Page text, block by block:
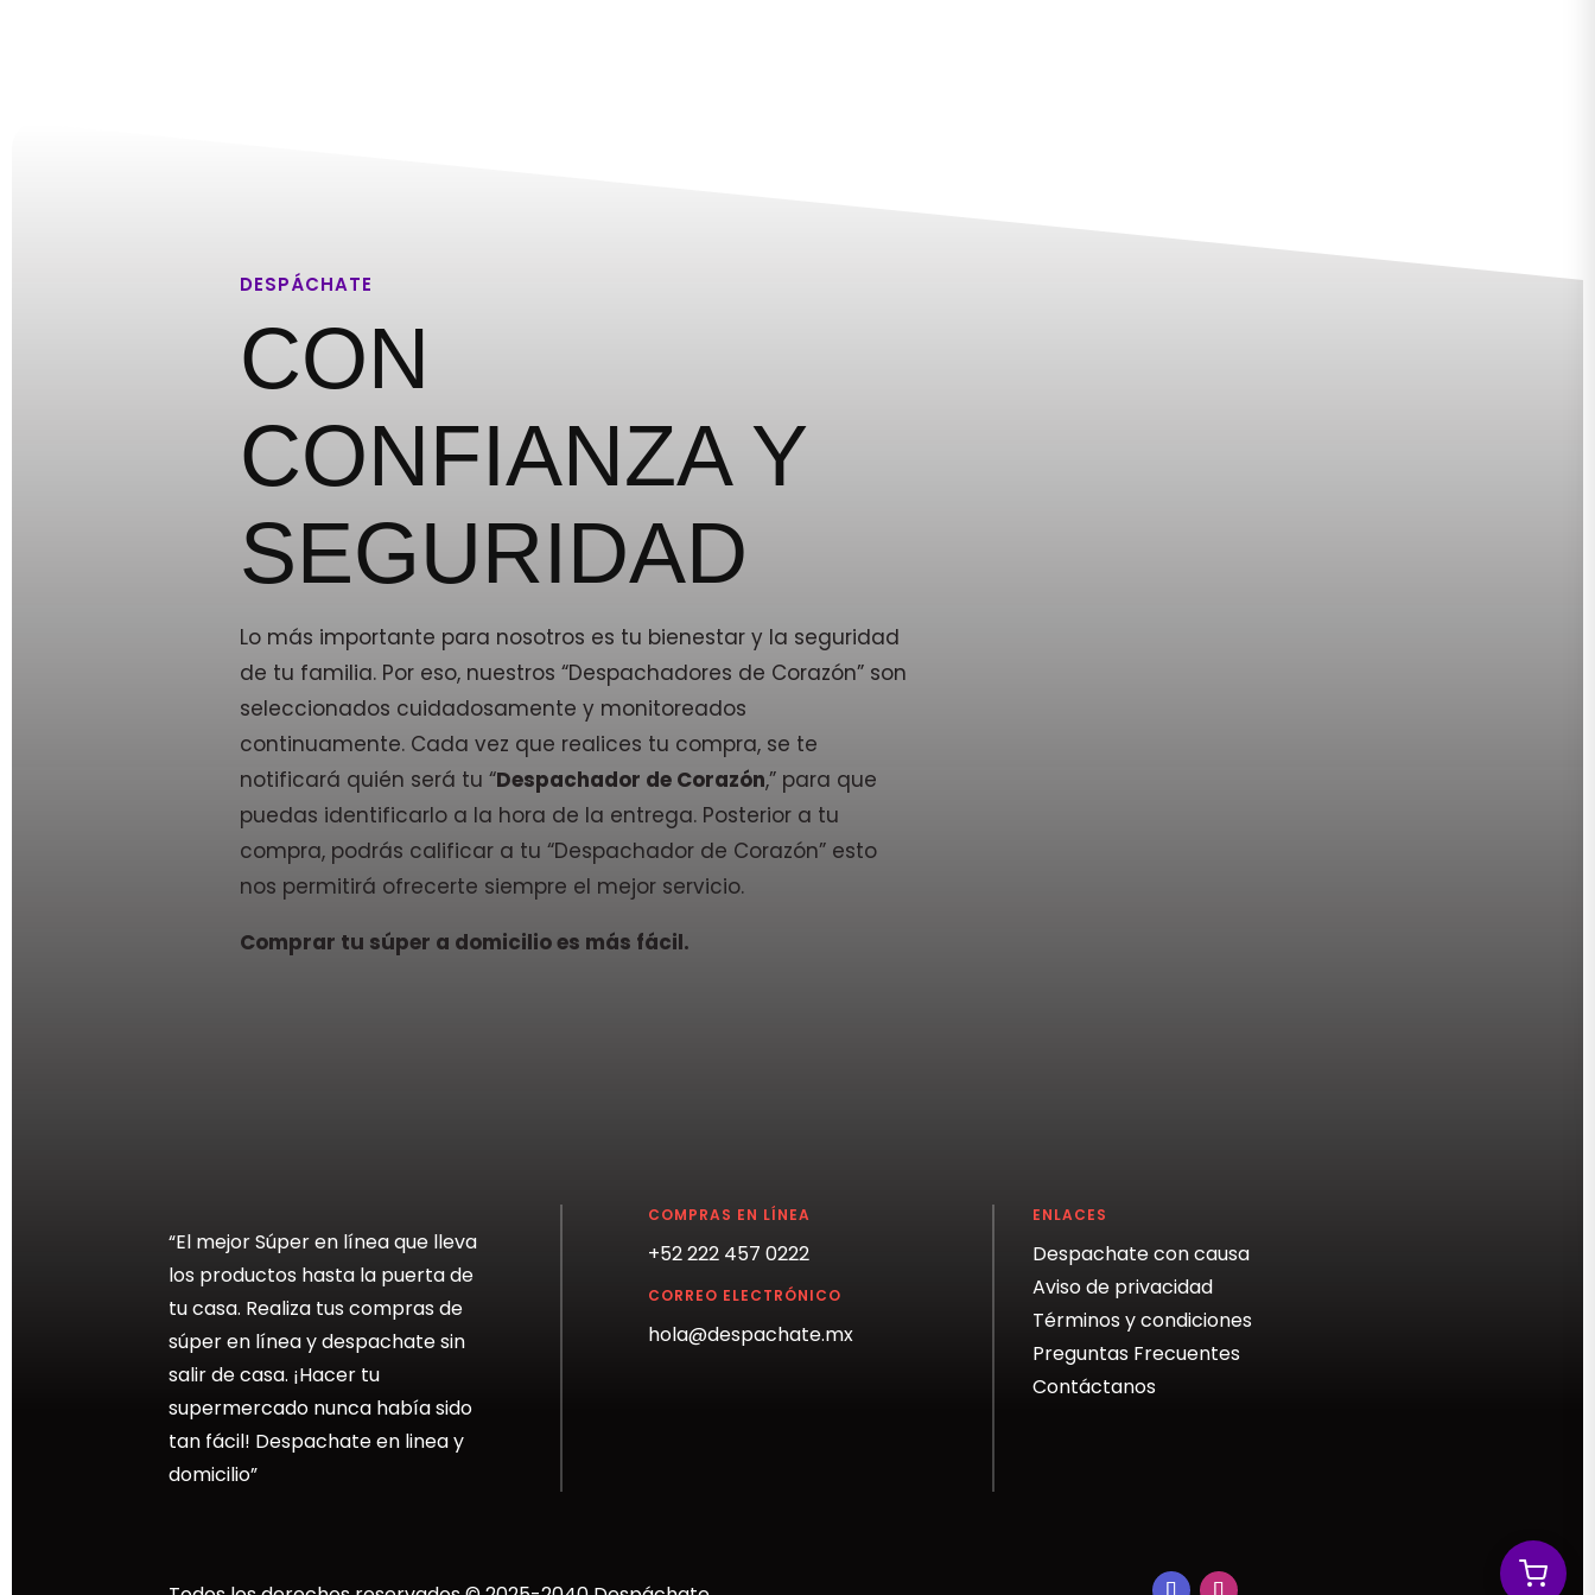
DESPÁCHATE
CON
CONFIANZA Y
SEGURIDAD
Lo más importante para nosotros es tu bienestar y la seguridad
de tu familia. Por eso, nuestros “Despachadores de Corazón” son
seleccionados cuidadosamente y monitoreados
continuamente. Cada vez que realices tu compra, se te
notificará quién será tu “Despachador de Corazón,” para que
puedas identificarlo a la hora de la entrega. Posterior a tu
compra, podrás calificar a tu “Despachador de Corazón” esto
nos permitirá ofrecerte siempre el mejor servicio.
Comprar tu súper a domicilio es más fácil.
“El mejor Súper en línea que lleva
los productos hasta la puerta de
tu casa. Realiza tus compras de
súper en línea y despachate sin
salir de casa. ¡Hacer tu
supermercado nunca había sido
tan fácil! Despachate en linea y
domicilio”
COMPRAS EN LÍNEA
+52 222 457 0222
CORREO ELECTRÓNICO
hola@despachate.mx
ENLACES
Despachate con causa
Aviso de privacidad
Términos y condiciones
Preguntas Frecuentes
Contáctanos